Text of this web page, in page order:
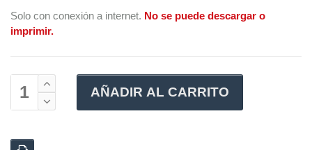
Solo con conexión a internet. No se puede descargar o
imprimir.
AÑADIR AL CARRITO